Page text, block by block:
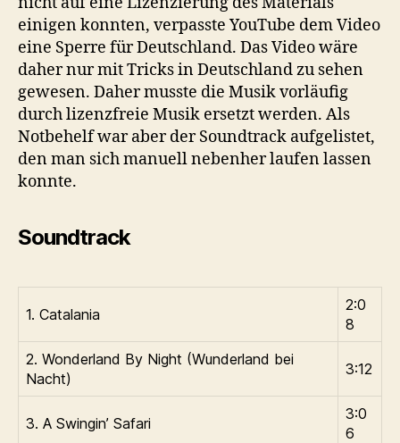
einigen konnten, verpasste YouTube dem Video
eine Sperre für Deutschland. Das Video wäre
daher nur mit Tricks in Deutschland zu sehen
gewesen. Daher musste die Musik vorläufig
durch lizenzfreie Musik ersetzt werden. Als
Notbehelf war aber der Soundtrack aufgelistet,
den man sich manuell nebenher laufen lassen
konnte.
Soundtrack
1. Catalania
2:0
8
2. Wonderland By Night (Wunderland bei
Nacht)
3:12
3. A Swingin’ Safari
3:0
6